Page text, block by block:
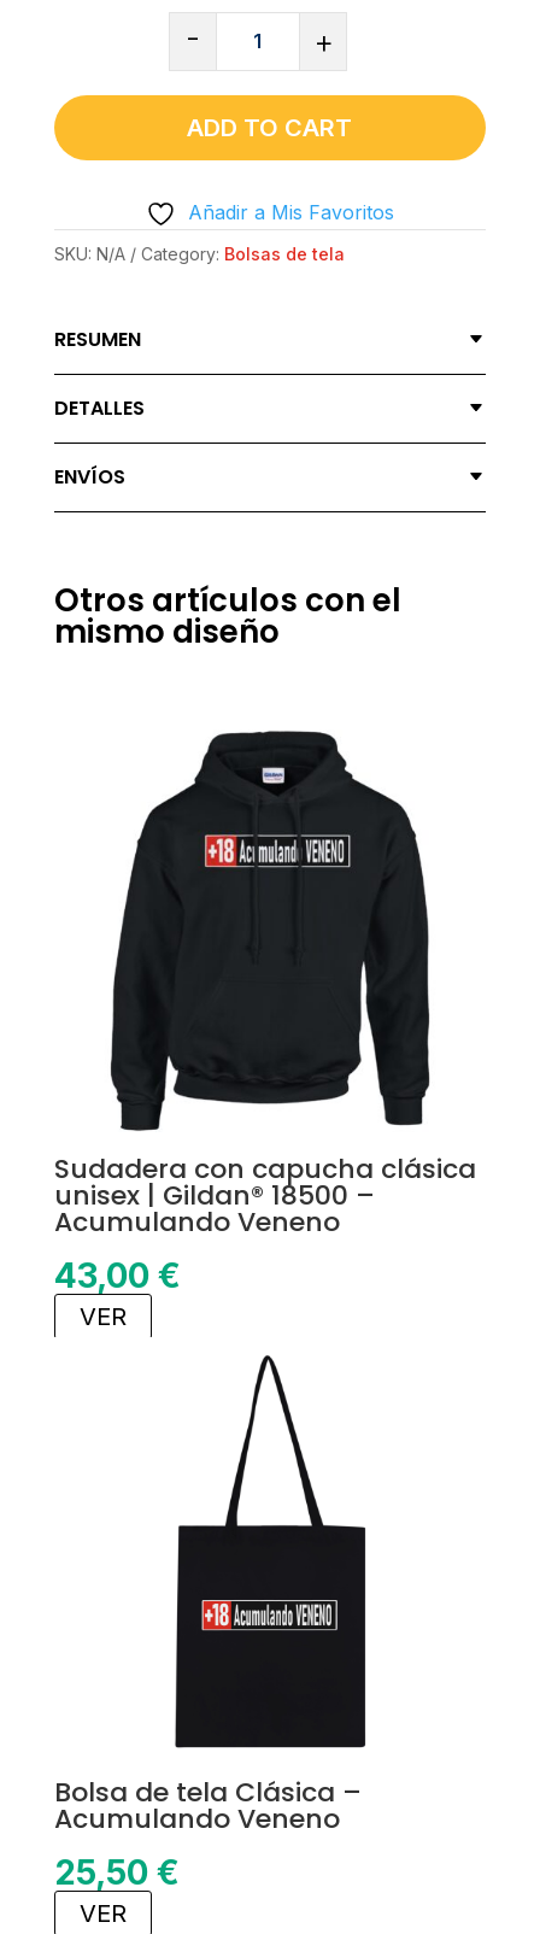
-
TELA
CLÁSICA
-
VENENO
QUANTITY
+
ADD TO CART
Añadir a Mis Favoritos
SKU: N/A Category: Bolsas de tela
RESUMEN
DETALLES
ENVÍOS
Otros artículos con el
mismo diseño
Sudadera con capucha clásica
unisex | Gildan® 18500 –
Acumulando Veneno
43,00 €
VER
Bolsa de tela Clásica –
Acumulando Veneno
25,50 €
VER